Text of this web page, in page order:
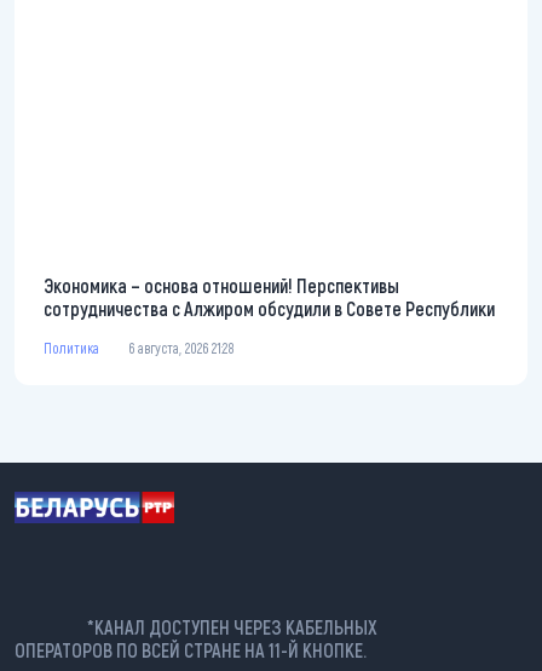
Экономика – основа отношений! Перспективы
сотрудничества с Алжиром обсудили в Совете Республики
Политика 6 августа, 2026 21:28
*КАНАЛ ДОСТУПЕН ЧЕРЕЗ КАБЕЛЬНЫХ
ОПЕРАТОРОВ ПО ВСЕЙ СТРАНЕ НА 11-Й КНОПКЕ.